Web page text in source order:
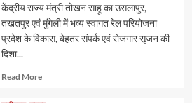
केंद्रीय राज्य मंत्री तोखन साहू का उसलापुर,
तखतपुर एवं मुंगेली में भव्य स्वागत रेल परियोजना
प्रदेश के विकास, बेहतर संपर्क एवं रोजगार सृजन की
दिशा...
Read MoreRead